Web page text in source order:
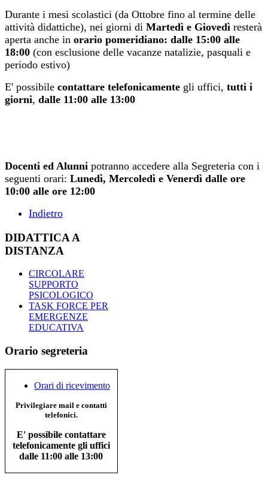
Durante i mesi scolastici (da Ottobre fino al termine delle
attività didattiche), nei giorni di Martedì e Giovedì resterà
aperta anche in orario pomeridiano: dalle 15:00 alle
18:00 (con esclusione delle vacanze natalizie, pasquali e
periodo estivo)
E' possibile contattare telefonicamente gli uffici, tutti i
giorni, dalle 11:00 alle 13:00
Docenti ed Alunni potranno accedere alla Segreteria con i
seguenti orari: Lunedì, Mercoledì e Venerdì dalle ore
10:00 alle ore 12:00
Indietro
DIDATTICA A
DISTANZA
CIRCOLARE
SUPPORTO
PSICOLOGICO
TASK FORCE PER
EMERGENZE
EDUCATIVA
Orario segreteria
Orari di ricevimento
Privilegiare mail e contatti
telefonici.
E' possibile contattare
telefonicamente gli uffici
dalle 11:00 alle 13:00